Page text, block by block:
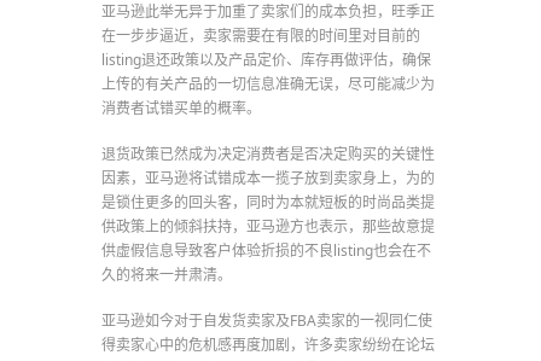
亚马逊此举无异于加重了卖家们的成本负担，旺季正
在一步步逼近，卖家需要在有限的时间里对目前的
listing退还政策以及产品定价、库存再做评估，确保
上传的有关产品的一切信息准确无误，尽可能减少为
消费者试错买单的概率。
退货政策已然成为决定消费者是否决定购买的关键性
因素，亚马逊将试错成本一揽子放到卖家身上，为的
是锁住更多的回头客，同时为本就短板的时尚品类提
供政策上的倾斜扶持，亚马逊方也表示，那些故意提
供虚假信息导致客户体验折损的不良listing也会在不
久的将来一并肃清。
亚马逊如今对于自发货卖家及FBA卖家的一视同仁使
得卖家心中的危机感再度加剧，许多卖家纷纷在论坛